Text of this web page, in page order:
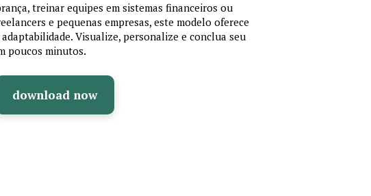
treinar equipes em sistemas financeiros ou
e pequenas empresas, este modelo oferece
Visualize, personalize e conclua seu
poucos minutos.
download now